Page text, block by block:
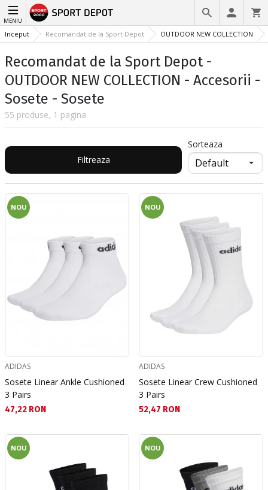
MENIU
Inceput Recomandat de la Sport Depot OUTDOOR NEW COLLECTION
Recomandat de la Sport Depot -
OUTDOOR NEW COLLECTION - Accesorii -
Sosete - Sosete
55 produse, 1 pagina
Filtreaza
Sorteaza
NOU
ADIDAS
Sosete Linear Ankle Cushioned
3 Pairs
Текуща цена:
47,22 RON
NOU
ADIDAS
Sosete Linear Crew Cushioned
3 Pairs
Текуща цена:
52,47 RON
NOU NOU